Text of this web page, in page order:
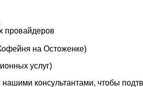
провайдеров
на Остоженке)
услуг)
нашими консультантами, чтобы